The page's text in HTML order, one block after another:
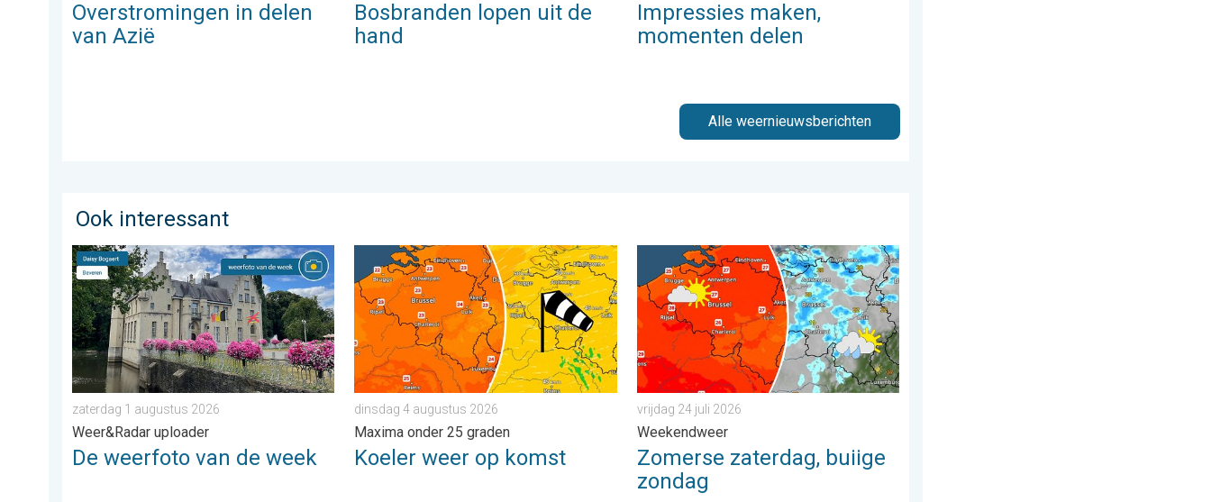
Overstromingen in delen
van Azië
Bosbranden lopen uit de
hand
Impressies maken,
momenten delen
Alle weernieuwsberichten
Ook interessant
De weerfoto van de week. Weer&Radar uploader. . . zaterdag 1 augustus 2026
zaterdag 1 augustus 2026
Weer&Radar uploader
De weerfoto van de week
Koeler weer op komst. Maxima onder 25 graden. . . dinsdag 4 augustus 2026
dinsdag 4 augustus 2026
Maxima onder 25 graden
Koeler weer op komst
Zomerse zaterdag, buiige zondag. Weekendweer. . . vrijdag 24 juli 2026
vrijdag 24 juli 2026
Weekendweer
Zomerse zaterdag, buiige
zondag